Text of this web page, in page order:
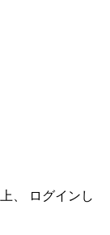
、 ログインし